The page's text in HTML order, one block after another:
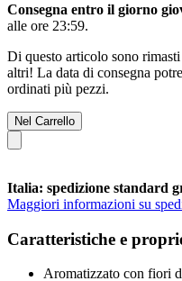
Consegna entro il giorno
alle ore 23:59.
Di questo articolo sono
altri! La data di consegna
ordinati più pezzi.
Nel Carrello
Italia: spedizione standard
Maggiori informazioni su
Caratteristiche e
Aromatizzato con fiori